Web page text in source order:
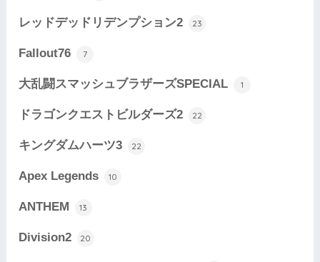
レッドデッドリデンプション2 23
Fallout76 7
大乱闘スマッシュブラザーズSPECIAL 1
ドラゴンクエストビルダーズ2 22
キングダムハーツ3 22
Apex Legends 10
ANTHEM 13
Division2 20